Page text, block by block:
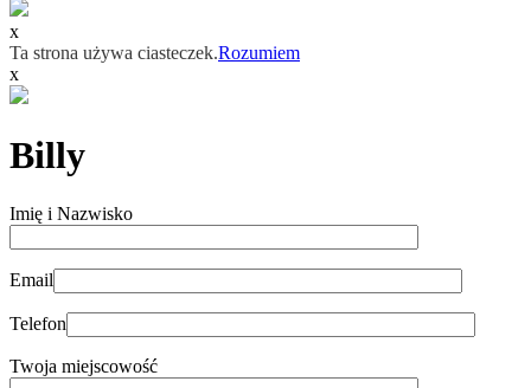
x
Ta strona używa ciasteczek.Rozumiem
x
Billy
Imię i Nazwisko
Email
Telefon
Twoja miejscowość